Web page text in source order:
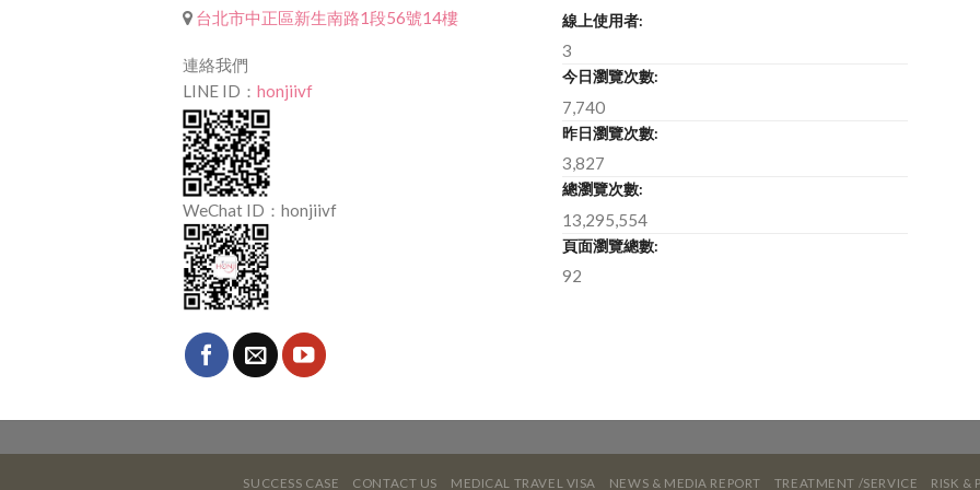
台北市中正區新生南路1段56號14樓
連絡我們
LINE ID： honjiivf
WeChat ID：honjiivf
線上使用者:
3
今日瀏覽次數:
7,740
昨日瀏覽次數:
3,827
總瀏覽次數:
13,295,554
頁面瀏覽總數:
92
SUCCESS CASE CONTACT US MEDICAL TRAVEL VISA NEWS & MEDIA REPORT TREATMENT /SERVICE RISK &